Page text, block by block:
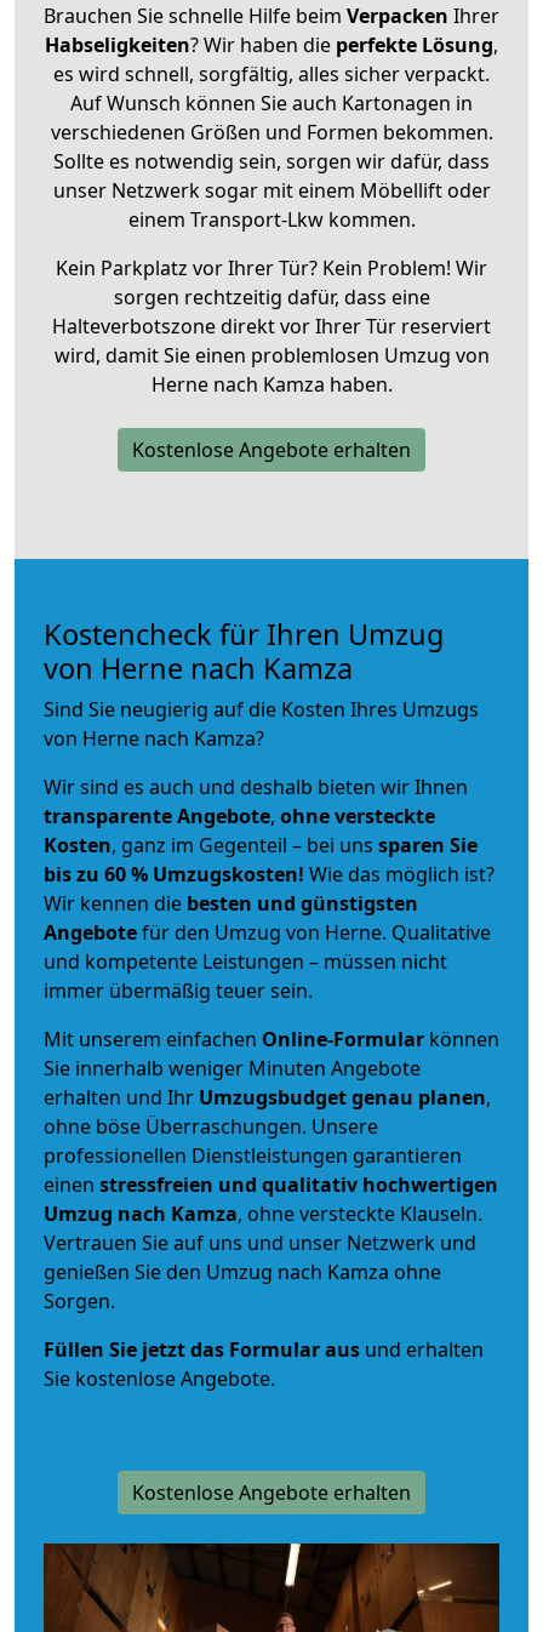
Brauchen Sie schnelle Hilfe beim Verpacken Ihrer
Habseligkeiten? Wir haben die perfekte Lösung,
es wird schnell, sorgfältig, alles sicher verpackt.
Auf Wunsch können Sie auch Kartonagen in
verschiedenen Größen und Formen bekommen.
Sollte es notwendig sein, sorgen wir dafür, dass
unser Netzwerk sogar mit einem Möbellift oder
einem Transport-Lkw kommen.
Kein Parkplatz vor Ihrer Tür? Kein Problem! Wir
sorgen rechtzeitig dafür, dass eine
Halteverbotszone direkt vor Ihrer Tür reserviert
wird, damit Sie einen problemlosen Umzug von
Herne nach Kamza haben.
Kostenlose Angebote erhalten
Kostencheck für Ihren Umzug
von Herne nach Kamza
Sind Sie neugierig auf die Kosten Ihres Umzugs
von Herne nach Kamza?
Wir sind es auch und deshalb bieten wir Ihnen
transparente Angebote, ohne versteckte
Kosten, ganz im Gegenteil – bei uns sparen Sie
bis zu 60 % Umzugskosten! Wie das möglich ist?
Wir kennen die besten und günstigsten
Angebotefür den Umzug von Herne. Qualitative
und kompetente Leistungen – müssen nicht
immer übermäßig teuer sein.
Mit unserem einfachen Online-Formular können
Sie innerhalb weniger Minuten Angebote
erhalten und Ihr Umzugsbudgetgenau planen,
ohne böse Überraschungen. Unsere
professionellen Dienstleistungen garantieren
einen stressfreien und qualitativ hochwertigen
Umzug nach Kamza, ohne versteckte Klauseln.
Vertrauen Sie auf uns und unser Netzwerk und
genießen Sie den Umzug nach Kamza ohne
Sorgen.
Füllen Sie jetzt das Formular aus und erhalten
Sie kostenlose Angebote.
Kostenlose Angebote erhalten